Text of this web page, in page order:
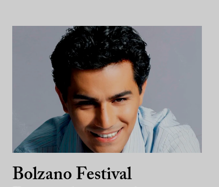
Bolzano Festival